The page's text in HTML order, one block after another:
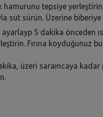
hamurunu tepsiye
süt sürün. Üzerine
5 dakika önceden
Fırına koyduğunuz
üzeri saraıncaya kadar